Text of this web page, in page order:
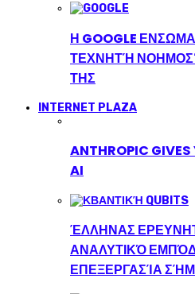
Η GOOGLE
ΤΕΧΝΗΤΉ
ΤΗΣ
INTERNET PLAZA
ANTHROPIC
AI
ΈΛΛΗΝΑΣ
ΑΝΑΛΥΤΙΚΌ
ΕΠΕΞΕΡΓΑΣΊΑ